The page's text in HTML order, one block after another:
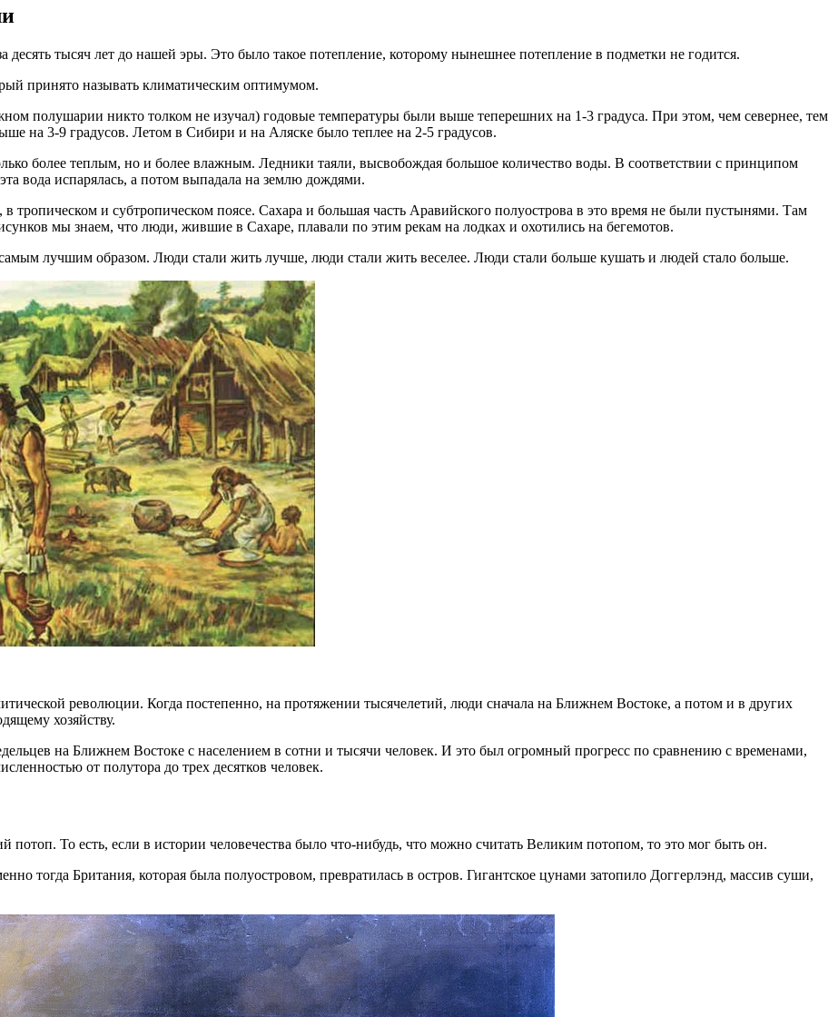
десять тысяч лет до нашей эры. Это было такое потепление, которому нынешнее потепление в подметки не годится.
принято называть климатическим оптимумом.
полушарии никто толком не изучал) годовые температуры были выше теперешних на 1-3 градуса. При этом, чем севернее, тем
на 3-9 градусов. Летом в Сибири и на Аляске было теплее на 2-5 градусов.
более теплым, но и более влажным. Ледники таяли, высвобождая большое количество воды. В соответствии с принципом
вода испарялась, а потом выпадала на землю дождями.
и субтропическом поясе. Сахара и большая часть Аравийского полуострова в это время не были пустынями. Там
мы знаем, что люди, жившие в Сахаре, плавали по этим рекам на лодках и охотились на бегемотов.
лучшим образом. Люди стали жить лучше, люди стали жить веселее. Люди стали больше кушать и людей стало больше.
революции. Когда постепенно, на протяжении тысячелетий, люди сначала на Ближнем Востоке, а потом и в других
хозяйству.
на Ближнем Востоке с населением в сотни и тысячи человек. И это был огромный прогресс по сравнению с временами,
от полутора до трех десятков человек.
То есть, если в истории человечества было что-нибудь, что можно считать Великим потопом, то это мог быть он.
тогда Британия, которая была полуостровом, превратилась в остров. Гигантское цунами затопило Доггерлэнд, массив суши,